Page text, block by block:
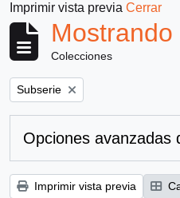
Imprimir vista previa Cerrar
Colecciones
Remove filter:
Subserie
Opciones avanzadas
Imprimir vista previa